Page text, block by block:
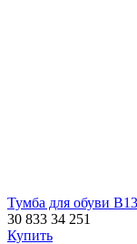
Тумба для обуви
30 833 34 251
Купить